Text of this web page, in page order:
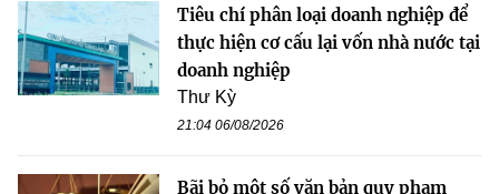
Tiêu chí phân loại doanh nghiệp để
thực hiện cơ cấu lại vốn nhà nước tại
doanh nghiệp
Thư Kỳ
21:04 06/08/2026
Bãi bỏ một số văn bản quy phạm